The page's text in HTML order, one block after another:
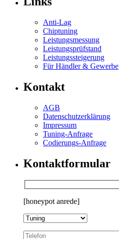
Anti-Lag
Chiptuning
Leistungsmessung
Leistungsprüfstand
Leistungssteigerung
Für Händler & Gewerbe
Kontakt
AGB
Datenschutzerklärung
Impressum
Tuning-Anfrage
Codierungs-Anfrage
Kontaktformular
[honeypot anrede]